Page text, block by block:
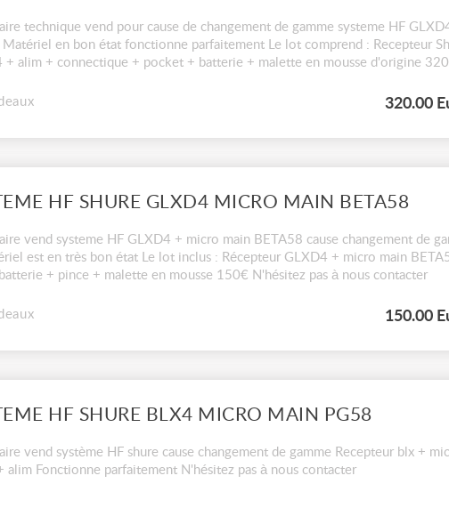
technique vend pour cause de changement de gamme systeme HF
en bon état fonctionne parfaitement Le lot comprend : Recepteur
+ alim + connectique + pocket + batterie + malette en mousse d'origine
320.00
HF SHURE GLXD4 MICRO MAIN BETA58
vend systeme HF GLXD4 + micro main BETA58 cause changement de
est en très bon état Le lot inclus : Récepteur GLXD4 + micro main
+ pince + malette en mousse 150€ N'hésitez pas à nous contacter
150.00
HF SHURE BLX4 MICRO MAIN PG58
vend système HF shure cause changement de gamme Recepteur blx +
alim Fonctionne parfaitement N'hésitez pas à nous contacter